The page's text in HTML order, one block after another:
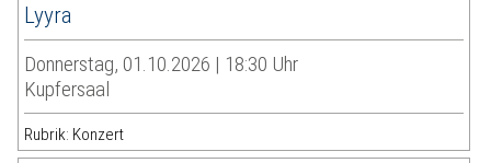
Lyyra
Donnerstag, 01.10.2026 | 18:30 Uhr
Kupfersaal
Rubrik: Konzert